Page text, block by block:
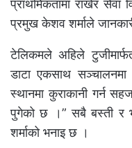
प्राथमिकतामा राखेर सेवा
प्रमुख केशव शर्माले
टेलिकमले अहिले
डाटा एकसाथ
स्थानमा कुराकानी गर्न
पुगेको छ ।” सबै बस्ती र
शर्माको भनाइ छ ।